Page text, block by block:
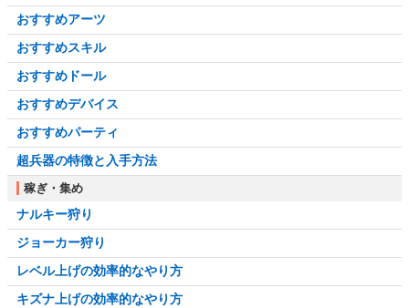
おすすめアーツ
おすすめスキル
おすすめドール
おすすめデバイス
おすすめパーティ
超兵器の特徴と入手方法
稼ぎ・集め
ナルキー狩り
ジョーカー狩り
レベル上げの効率的なやり方
キズナ上げの効率的なやり方